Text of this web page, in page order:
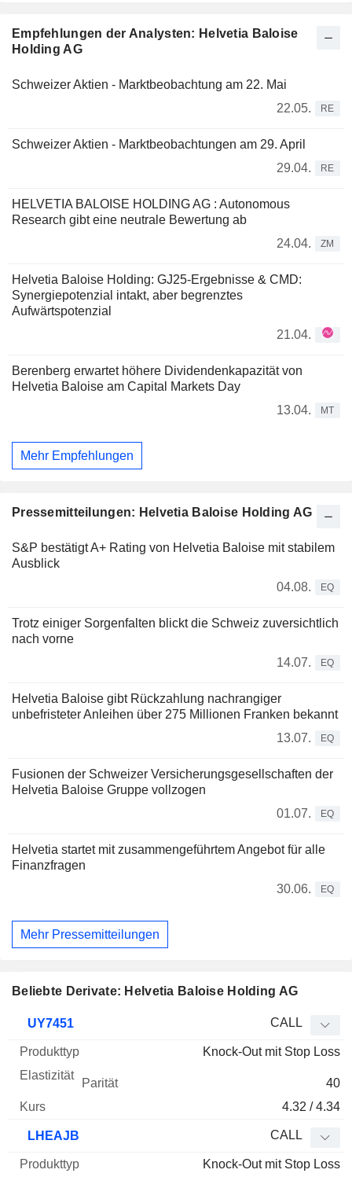
Empfehlungen der Analysten: Helvetia Baloise
Holding AG
Schweizer Aktien - Marktbeobachtung am 22. Mai
22.05.
RE
Schweizer Aktien - Marktbeobachtungen am 29. April
29.04.
RE
HELVETIA BALOISE HOLDING AG : Autonomous
Research gibt eine neutrale Bewertung ab
24.04.
ZM
Helvetia Baloise Holding: GJ25-Ergebnisse & CMD:
Synergiepotenzial intakt, aber begrenztes
Aufwärtspotenzial
21.04.
Berenberg erwartet höhere Dividendenkapazität von
Helvetia Baloise am Capital Markets Day
13.04.
MT
Mehr Empfehlungen
Pressemitteilungen: Helvetia Baloise Holding AG
S&P bestätigt A+ Rating von Helvetia Baloise mit stabilem
Ausblick
04.08.
EQ
Trotz einiger Sorgenfalten blickt die Schweiz zuversichtlich
nach vorne
14.07.
EQ
Helvetia Baloise gibt Rückzahlung nachrangiger
unbefristeter Anleihen über 275 Millionen Franken bekannt
13.07.
EQ
Fusionen der Schweizer Versicherungsgesellschaften der
Helvetia Baloise Gruppe vollzogen
01.07.
EQ
Helvetia startet mit zusammengeführtem Angebot für alle
Finanzfragen
30.06.
EQ
Mehr Pressemitteilungen
Beliebte Derivate: Helvetia Baloise Holding AG
WKN Typ Kurs
UY7451 CALL
Knock-Out mit Stop Loss
40
4.32 / 4.34
LHEAJB CALL
Knock-Out mit Stop Loss